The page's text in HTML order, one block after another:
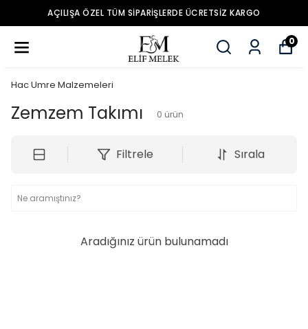
AÇILIŞA ÖZEL TÜM SIPARIŞLERDE ÜCRETSIZ KARGO
0
Hac Umre Malzemeleri
Zemzem Takımı 0 ürün
Filtrele Sırala
Aradığınız ürün bulunamadı